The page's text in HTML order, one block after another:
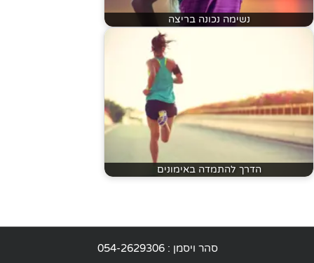
נשימה נכונה בריצה
הדרך להתמדה באימונים
סהר ויסמן : 054-2629306